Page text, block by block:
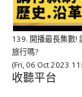
139. 開播最長集數!
旅行嗎?
(Fri, 06 Oct 2023
收聽平台